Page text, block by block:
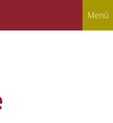
Menú